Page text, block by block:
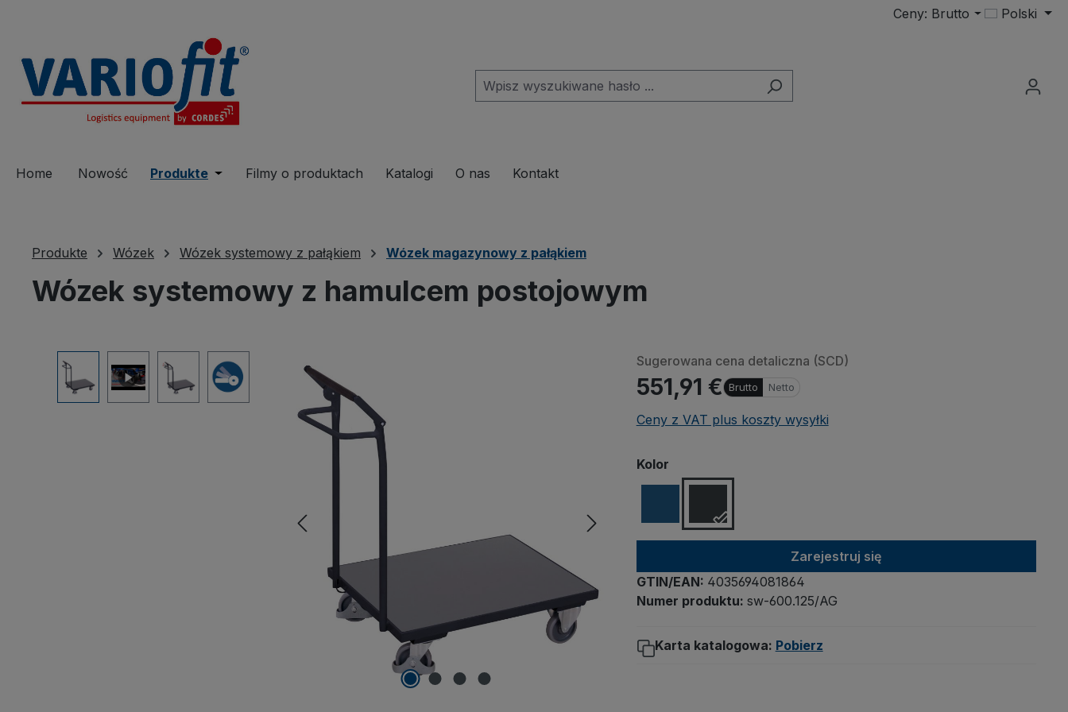
Ceny: Brutto Polski
Home Nowość Produkte Open or close the dropdown menu from the category Produkte
Filmy o produktach Katalogi O nas Kontakt
Produkte Wózek Wózek systemowy z pałąkiem Wózek magazynowy z pałąkiem
Wózek systemowy z hamulcem postojowym
Pomiń galerię zdjęć
Vimeo or other sources), data is transmitted to
third-party providers. Click "Allow" to allow the
Remember setting and allow all
Sugerowana cena detaliczna (SCD)
551,91 € Brutto Netto
Ceny z VAT plus koszty wysyłki
Wybierz
Kolor
Zarejestruj się
GTIN/EAN: 4035694081864
Numer produktu: sw-600.125/AG
Karta katalogowa: Pobierz